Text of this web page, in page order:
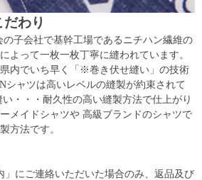
わり
子会社で基幹工場であるニチハン繊維の
よって一枚一枚丁寧に縫われています。
内でいち早く「※巻き伏せ縫い」の技術
シャツは高いレベルの縫製が約束されて
・・・耐久性の高い縫製方法で仕上がり
メイドシャツや 高級ブランドのシャツで
方法です。
にご連絡いただいた場合のみ、返品及び